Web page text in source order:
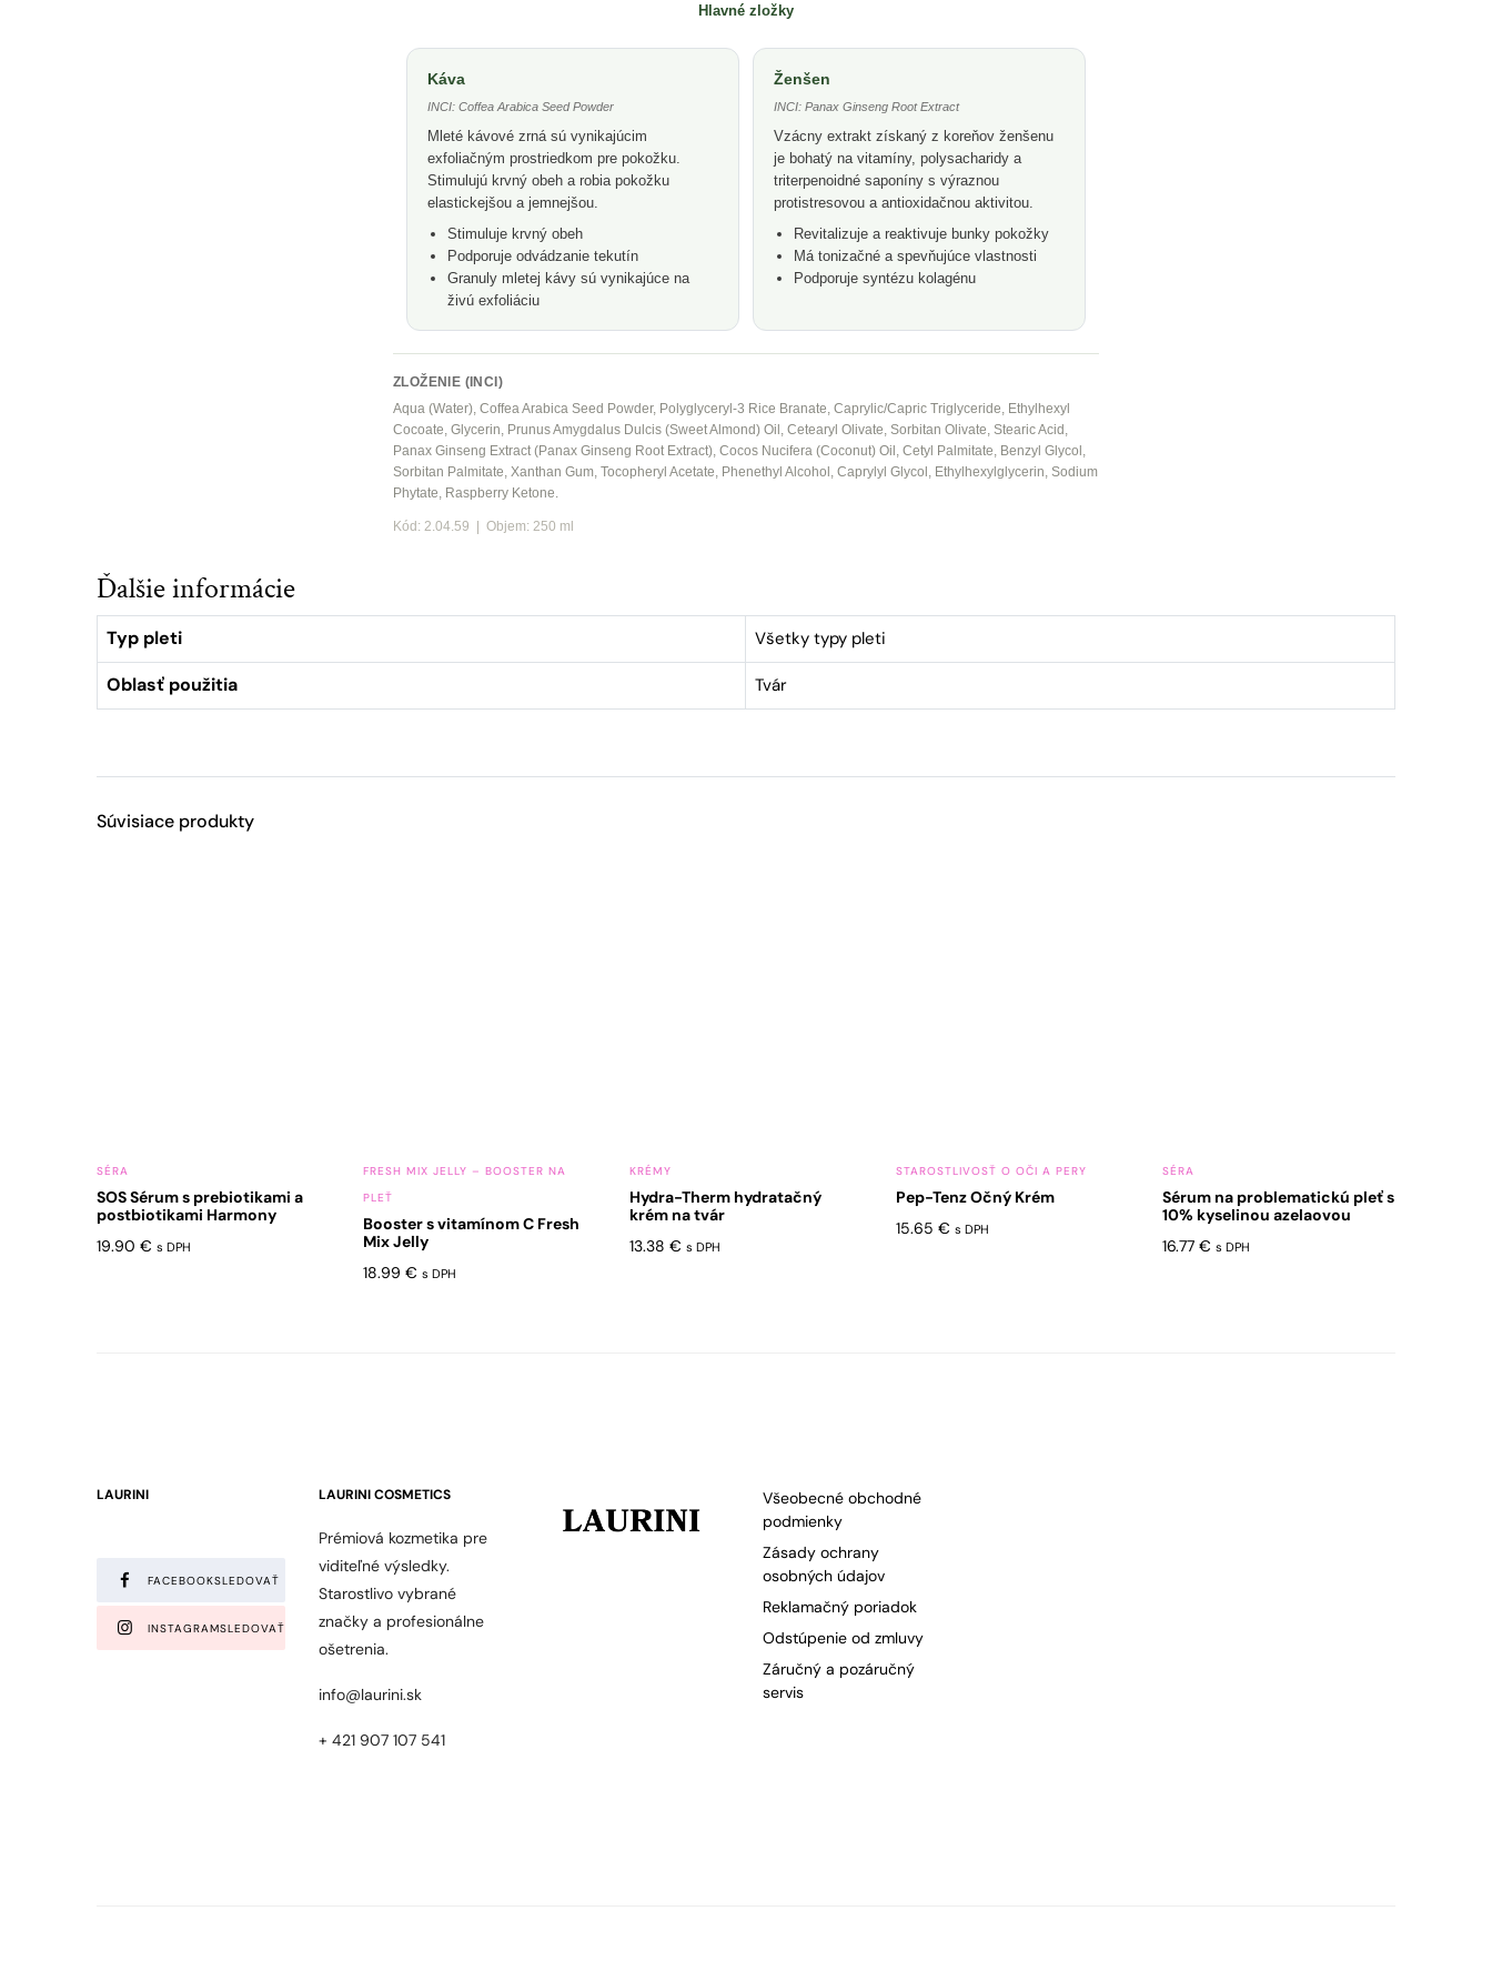
Hlavné zložky
Káva
INCI: Coffea Arabica Seed Powder
Mleté kávové zrná sú vynikajúcim
exfoliačným prostriedkom pre pokožku.
Stimulujú krvný obeh a robia pokožku
elastickejšou a jemnejšou.
Stimuluje krvný obeh
Podporuje odvádzanie tekutín
Granuly mletej kávy sú vynikajúce na
živú exfoliáciu
Ženšen
INCI: Panax Ginseng Root Extract
Vzácny extrakt získaný z koreňov ženšenu
je bohatý na vitamíny, polysacharidy a
triterpenoidné saponíny s výraznou
protistresovou a antioxidačnou aktivitou.
Revitalizuje a reaktivuje bunky pokožky
Má tonizačné a spevňujúce vlastnosti
Podporuje syntézu kolagénu
ZLOŽENIE (INCI)
Aqua (Water), Coffea Arabica Seed Powder, Polyglyceryl-3 Rice Branate, Caprylic/Capric Triglyceride, Ethylhexyl
Cocoate, Glycerin, Prunus Amygdalus Dulcis (Sweet Almond) Oil, Cetearyl Olivate, Sorbitan Olivate, Stearic Acid,
Panax Ginseng Extract (Panax Ginseng Root Extract), Cocos Nucifera (Coconut) Oil, Cetyl Palmitate, Benzyl Glycol,
Sorbitan Palmitate, Xanthan Gum, Tocopheryl Acetate, Phenethyl Alcohol, Caprylyl Glycol, Ethylhexylglycerin, Sodium
Phytate, Raspberry Ketone.
Kód: 2.04.59 | Objem: 250 ml
Ďalšie informácie
Typ pleti Všetky typy pleti
Oblasť použitia Tvár
Súvisiace produkty
SÉRA
SOS Sérum s prebiotikami a
postbiotikami Harmony
19.90 € s DPH
FRESH MIX JELLY – BOOSTER NA
PLEŤ
Booster s vitamínom C Fresh
Mix Jelly
18.99 € s DPH
KRÉMY
Hydra-Therm hydratačný
krém na tvár
13.38 € s DPH
STAROSTLIVOSŤ O OČI A PERY
Pep-Tenz Očný Krém
15.65 € s DPH
SÉRA
Sérum na problematickú pleť s
10% kyselinou azelaovou
16.77 € s DPH
LAURINI
FACEBOOKSLEDOVAŤ
INSTAGRAMSLEDOVAŤ
LAURINI COSMETICS
Prémiová kozmetika pre
viditeľné výsledky.
Starostlivo vybrané
značky a profesionálne
ošetrenia.
info@laurini.sk
+ 421 907 107 541
Všeobecné obchodné
podmienky
Zásady ochrany
osobných údajov
Reklamačný poriadok
Odstúpenie od zmluvy
Záručný a pozáručný
servis